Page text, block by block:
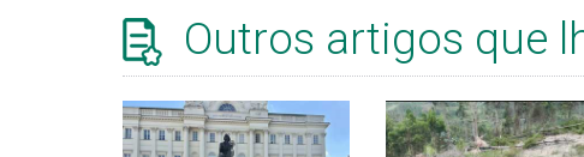
Outros artigos que